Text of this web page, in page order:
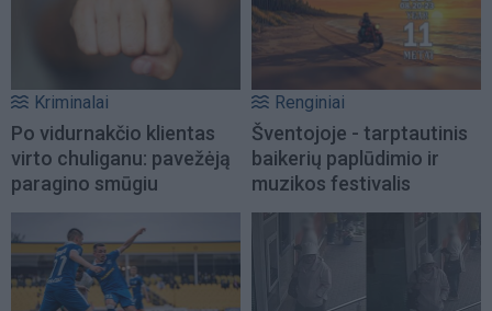
Kriminalai
Po vidurnakčio klientas
virto chuliganu: pavežėją
paragino smūgiu
Renginiai
Šventojoje - tarptautinis
baikerių paplūdimio ir
muzikos festivalis